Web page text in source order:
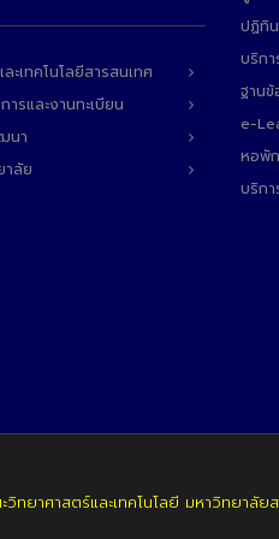
ะเทคโนโลยีสารสนเทศ
ารและงานทะเบียน
นา
าลัย
ปฏิทิ
บริก
ฐาน
e-
หอพั
บริก
ทยาศาสตร์และเทคโนโลยี มหาวิทยาลั